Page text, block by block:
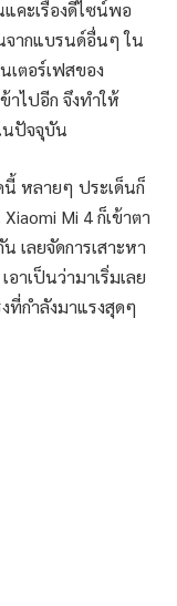
คะเรื่องดีไซน์พอ
จากแบรนด์อื่นๆ ใน
เตอร์เฟสของ
าไปอีก จึงทำให้
นปัจจุบัน
นี้ หลายๆ ประเด็นก็
Mi 4 ก็เข้าตา
เลยจัดการเสาะหา
าเป็นว่ามาเริ่มเลย
ที่กำลังมาแรงสุดๆ